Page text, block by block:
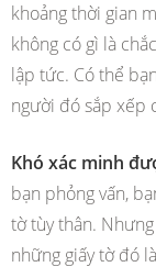
khoảng thời gian
không có gì là
lập tức. Có thể
người đó sắp xếp
Khó xác minh
bạn phỏng vấn,
tờ tùy thân.
những giấy tờ đó